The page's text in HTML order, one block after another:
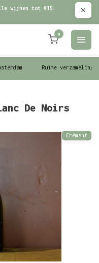
wijnen tot €15.
0
Ruime verzameling
De Noirs
Crémant